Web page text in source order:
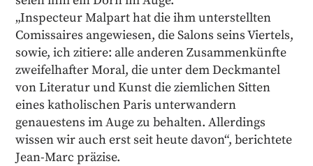
„Inspecteur Malpart hat die ihm unterstellten
Comissaires angewiesen, die Salons seins Viertels,
sowie, ich zitiere: alle anderen Zusammenkünfte
zweifelhafter Moral, die unter dem Deckmantel
von Literatur und Kunst die ziemlichen Sitten
eines katholischen Paris unterwandern
genauestens im Auge zu behalten. Allerdings
wissen wir auch erst seit heute davon“, berichtete
Jean-Marc präzise.